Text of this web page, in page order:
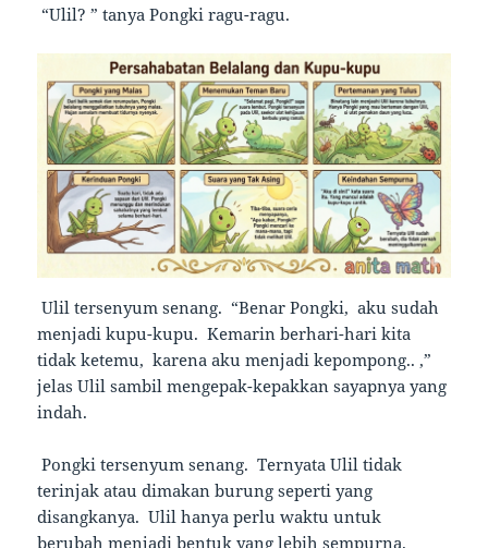
“Ulil? ” tanya Pongki ragu-ragu.
Ulil tersenyum senang. “Benar Pongki, aku sudah
menjadi kupu-kupu. Kemarin berhari-hari kita
tidak ketemu, karena aku menjadi kepompong.. ,”
jelas Ulil sambil mengepak-kepakkan sayapnya yang
indah.
Pongki tersenyum senang. Ternyata Ulil tidak
terinjak atau dimakan burung seperti yang
disangkanya. Ulil hanya perlu waktu untuk
berubah menjadi bentuk yang lebih sempurna.